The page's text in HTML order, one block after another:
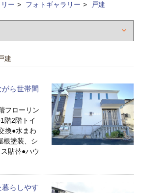
ー フォトギャラリー 戸建
建
ら世帯間
フローリン
階2階トイ
換●水まわ
根塗装、シ
貼替●ハウ
らしやす